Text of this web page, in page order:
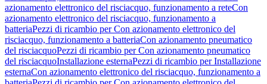
azionamento elettronico del risciacquo, funzionamento a reteCon
azionamento elettronico del risciacquo, funzionamento a
batteriaPezzi di ricambio per Con azionamento elettronico del
risciacquo, funzionamento a batteriaCon azionamento pneumatico
del risciacquoPezzi di ricambio per Con azionamento pneumatico
del risciacquoInstallazione esternaPezzi di ricambio per Installazione
esternaCon azionamento elettronico del risciacquo, funzionamento a